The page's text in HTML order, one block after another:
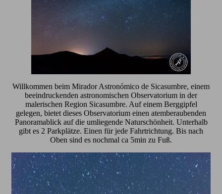
Willkommen beim Mirador Astronómico de Sicasumbre, einem
beeindruckenden astronomischen Observatorium in der
malerischen Region Sicasumbre. Auf einem Berggipfel
gelegen, bietet dieses Observatorium einen atemberaubenden
Panoramablick auf die umliegende Naturschönheit. Unterhalb
gibt es 2 Parkplätze. Einen für jede Fahrtrichtung. Bis nach
Oben sind es nochmal ca 5min zu Fuß.